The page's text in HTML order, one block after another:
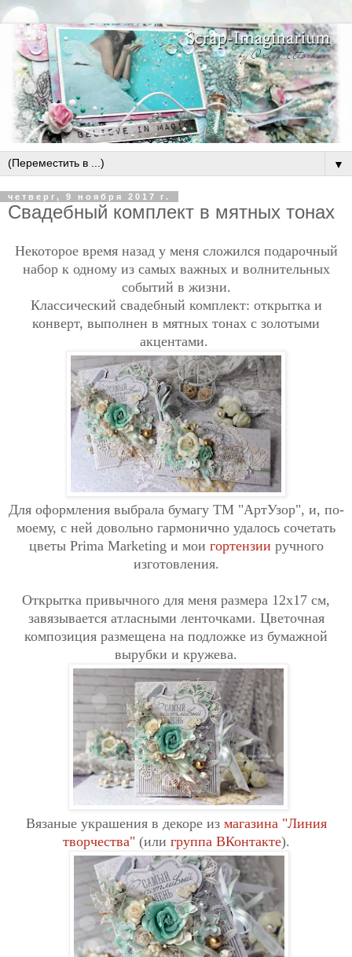
▼
четверг, 9 ноября 2017 г.
Свадебный комплект в мятных тонах
Некоторое время назад у меня сложился подарочный
набор к одному из самых важных и волнительных
событий в жизни.
Классический свадебный комплект: открытка и
конверт, выполнен в мятных тонах с золотыми
акцентами.
Для оформления выбрала бумагу ТМ "АртУзор", и, по-
моему, с ней довольно гармонично удалось сочетать
цветы Prima Marketing и мои гортензии ручного
изготовления.
Открытка привычного для меня размера 12х17 см,
завязывается атласными ленточками. Цветочная
композиция размещена на подложке из бумажной
вырубки и кружева.
Вязаные украшения в декоре из магазина "Линия
творчества"(или группа ВКонтакте).